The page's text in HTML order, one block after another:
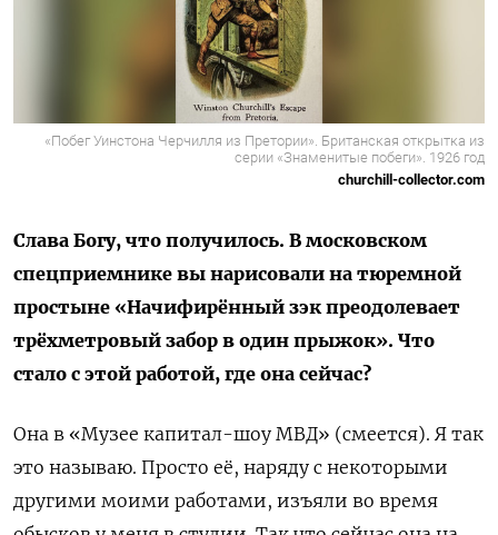
«Побег Уинстона Черчилля из Претории». Британская открытка из
серии «Знаменитые побеги». 1926 год
churchill-collector.com
Слава Богу, что получилось. В московском
спецприемнике вы нарисовали на тюремной
простыне «Начифирённый зэк преодолевает
трёхметровый забор в один прыжок». Что
стало с этой работой, где она сейчас?
Она в «Музее капитал-шоу МВД» (смеется). Я так
это называю. Просто её, наряду с некоторыми
другими моими работами, изъяли во время